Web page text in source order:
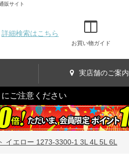
販サイト
詳細検索はこちら
お買い物ガイド
実店舗のご案内
ご注意ください
イエロー 1273-3300-1 3L 4L 5L 6L